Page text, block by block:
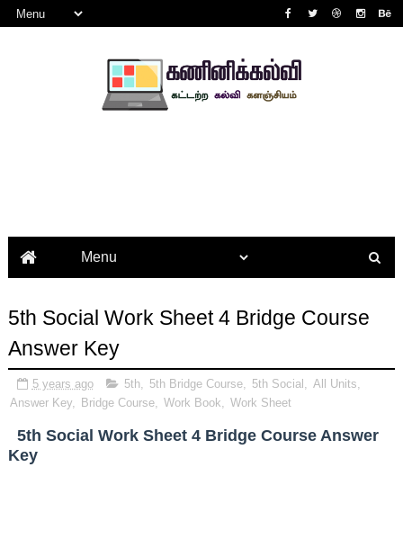
5th Social Work Sheet 4 Bridge Course
Answer Key
5 years ago 5th, 5th Bridge Course, 5th Social All Units
Answer Key, Bridge Course, Work Book Work Sheet
5th Social Work Sheet 4 Bridge Course Answer
Key